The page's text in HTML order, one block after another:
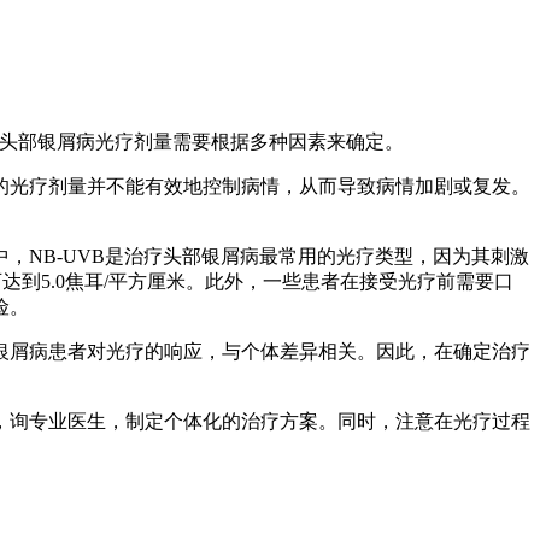
银屑病光疗剂量需要根据多种因素来确定。
疗剂量并不能有效地控制病情，从而导致病情加剧或复发。
NB-UVB是治疗头部银屑病最常用的光疗类型，因为其刺激
到5.0焦耳/平方厘米。此外，一些患者在接受光疗前需要口
病患者对光疗的响应，与个体差异相关。因此，在确定治疗
询专业医生，制定个体化的治疗方案。同时，注意在光疗过程